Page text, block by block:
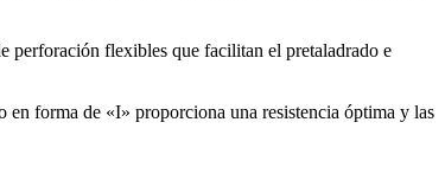
perforación flexibles que facilitan el pretaladrado e
en forma de «I» proporciona una resistencia óptima y las